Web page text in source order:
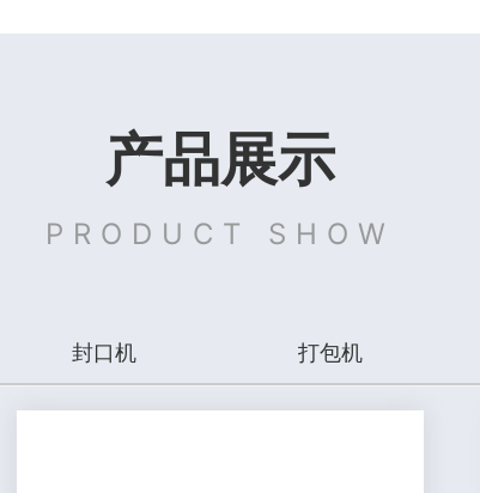
产品展示
PRODUCT SHOW
封口机 打包机